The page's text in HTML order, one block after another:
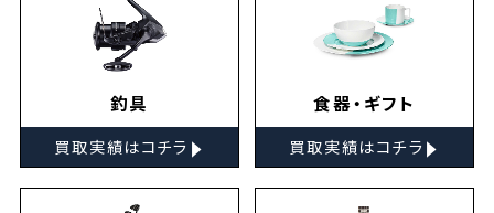
釣具
買取実績はコチラ ▸
食器・ギフト
買取実績はコチラ ▸